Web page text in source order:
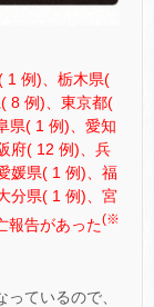
1 例)、栃木県(
8 例)、東京都(
県( 1 例)、愛知
府( 12 例)、兵
媛県( 1 例)、福
分県( 1 例)、宮
報告があった(※
ているので、